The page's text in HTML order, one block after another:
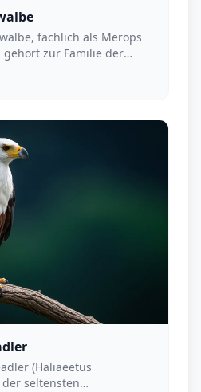
fachlich als Merops
zur Familie der
(Haliaeetus
seltensten